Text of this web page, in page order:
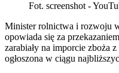
Fot. screenshot -
Minister rolnictwa i rozwoju
opowiada się za
zarabiały na imporcie zboża
ogłoszona w ciągu